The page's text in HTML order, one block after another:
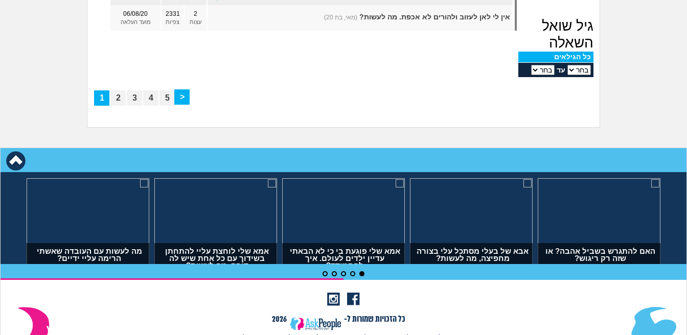
גיל שואל
השאלה
כל הגילאים
עד
אין לי לאן לעזוב ולהורים לא אכפת. מה לעשות? (מאי, בת 20) 06/08/20
מועד העלאה
2331
צפיות
2
עצות
1 2 3 4 5 >
אמא שלי פוגעת בי כי לא הבאתי
עדיין ילדים לעולם. איך
להתמודד?
(אנונימית, בת 29)
אבא של בעלי מסתכל עלי בצורה
מחפיצה, מה לעשות?
האם להתגרש בשביל אהבה? או
שזה רק ריגוש?
מה לעשות עם העובדה שאשתי
הרימה עליי ידיים?
אמא שלי לוחצת עליי להתחתן
בשידוך עם כל אחת שיש לה
דופק, מה לעשות?
כל הזכויות שמורות ל-
2026